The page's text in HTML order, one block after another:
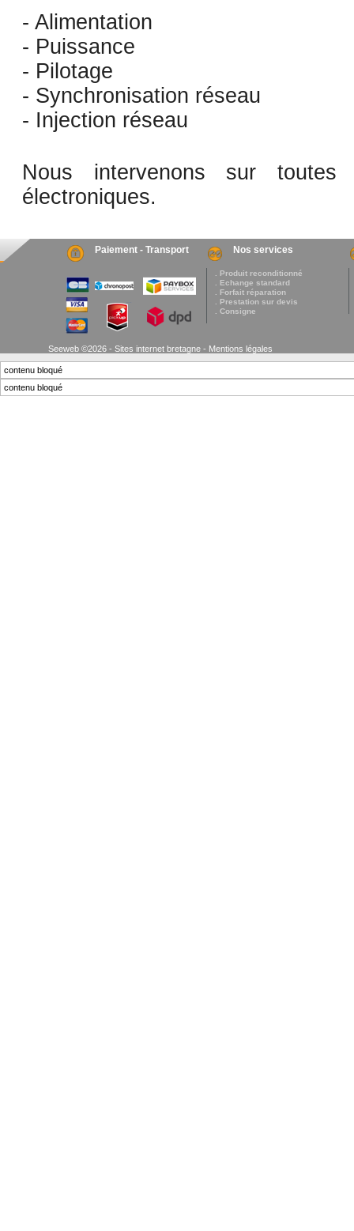
- Alimentation
- Puissance
- Pilotage
- Synchronisation réseau
- Injection réseau
Nous intervenons sur toutes
électroniques.
Paiement - Transport Nos services
. Produit reconditionné
. Echange standard
. Forfait réparation
. Prestation sur devis
. Consigne
Seeweb ©2026 - Sites internet bretagne - Mentions légales
contenu bloqué
contenu bloqué